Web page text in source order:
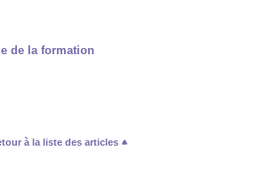
de la formation
à la liste des articles